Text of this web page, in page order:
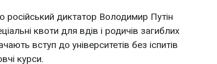
диктатор Володимир Путін
квоти для вдів і родичів загиблих
вступ до університетів без іспитів
курси.